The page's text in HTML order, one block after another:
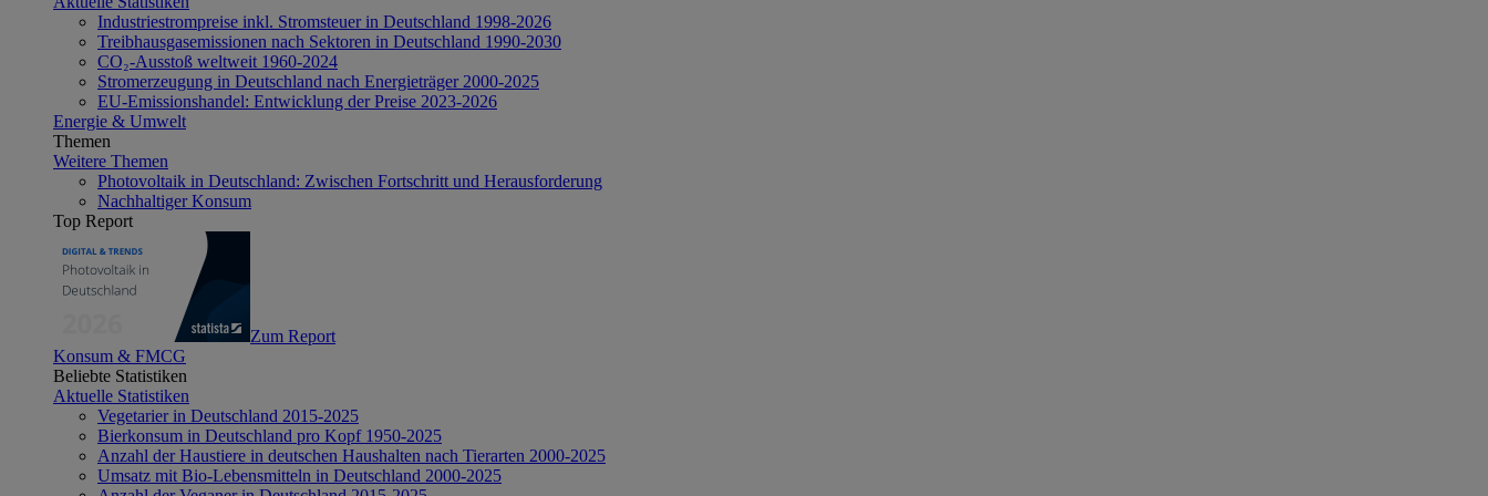
Industriestrompreise inkl. Stromsteuer in Deutschland 1998-2026
Treibhausgasemissionen nach Sektoren in Deutschland 1990-2030
CO₂-Ausstoß weltweit 1960-2024
Stromerzeugung in Deutschland nach Energieträger 2000-2025
EU-Emissionshandel: Entwicklung der Preise 2023-2026
Energie & Umwelt
Themen
Weitere Themen
Photovoltaik in Deutschland: Zwischen Fortschritt und Herausforderung
Nachhaltiger Konsum
Top Report
Zum Report
Konsum & FMCG
Beliebte Statistiken
Aktuelle Statistiken
Vegetarier in Deutschland 2015-2025
Bierkonsum in Deutschland pro Kopf 1950-2025
Anzahl der Haustiere in deutschen Haushalten nach Tierarten 2000-2025
Umsatz mit Bio-Lebensmitteln in Deutschland 2000-2025